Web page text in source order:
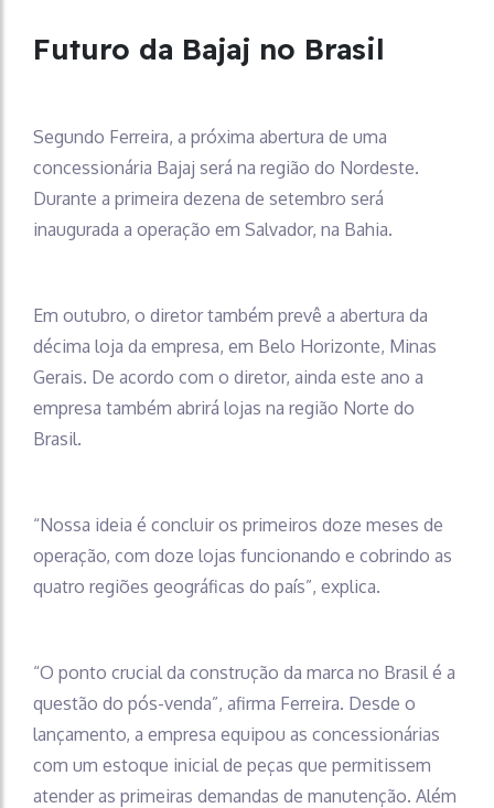
Futuro da Bajaj no Brasil
Segundo Ferreira, a próxima abertura de uma
concessionária Bajaj será na região do Nordeste.
Durante a primeira dezena de setembro será
inaugurada a operação em Salvador, na Bahia.
Em outubro, o diretor também prevê a abertura da
décima loja da empresa, em Belo Horizonte, Minas
Gerais. De acordo com o diretor, ainda este ano a
empresa também abrirá lojas na região Norte do
Brasil.
“Nossa ideia é concluir os primeiros doze meses de
operação, com doze lojas funcionando e cobrindo as
quatro regiões geográficas do país”, explica.
“O ponto crucial da construção da marca no Brasil é a
questão do pós-venda”, afirma Ferreira. Desde o
lançamento, a empresa equipou as concessionárias
com um estoque inicial de peças que permitissem
atender as primeiras demandas de manutenção. Além